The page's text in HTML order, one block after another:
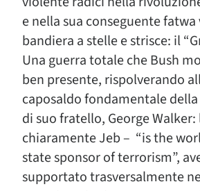
e nella sua conseguente fatwa
bandiera a stelle e strisce: il
Una guerra totale che Bush
ben presente, rispolverando
caposaldo fondamentale
di suo fratello, George Walker:
chiaramente Jeb – “is the
state sponsor of terrorism”,
supportato trasversalmente